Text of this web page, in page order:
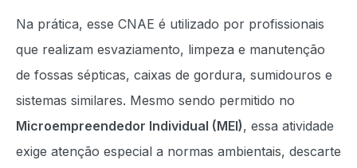
Na prática, esse CNAE é utilizado por profissionais
que realizam esvaziamento, limpeza e manutenção
de fossas sépticas, caixas de gordura, sumidouros e
sistemas similares. Mesmo sendo permitido no
Microempreendedor Individual (MEI), essa atividade
exige atenção especial a normas ambientais, descarte